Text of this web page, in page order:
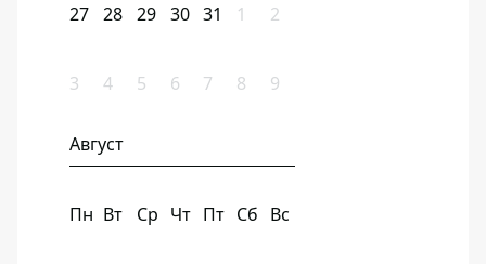
27 28 29 30 31 1 2
3 4 5 6 7 8 9
Август
Пн Вт Ср Чт Пт Сб Вс